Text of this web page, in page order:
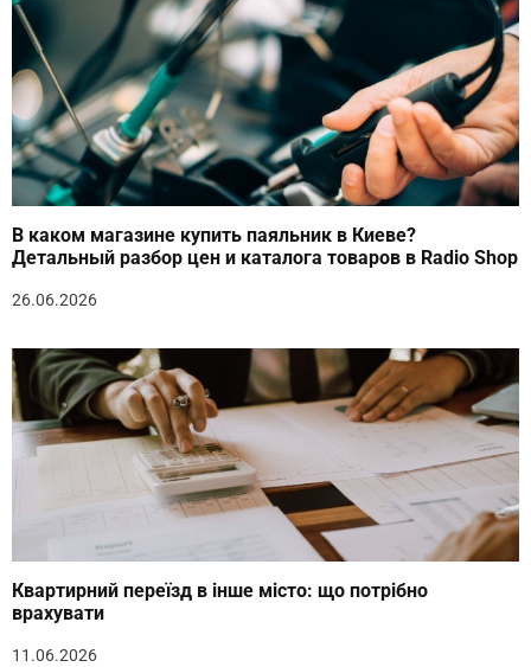
В каком магазине купить паяльник в Киеве?
Детальный разбор цен и каталога товаров в Radio Shop
26.06.2026
Квартирний переїзд в інше місто: що потрібно
врахувати
11.06.2026